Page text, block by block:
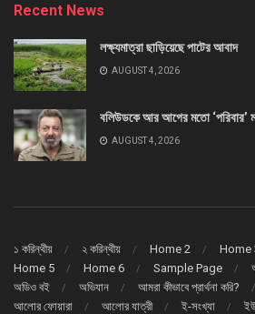
Recent News
লক্ষ্যমাত্রা ছাড়িয়েছে পাটের আবাদ
AUGUST 4, 2026
বলিউডকে আর আগের মতো ‘পরিবার’
AUGUST 4, 2026
১ করিন্থীয় ২ করিন্থীয় Home 2 Home
Home 5
Home 6 Sample Page
অডিও বই
অভিযান আমরা কীভাবে প্রার্থনা করি?
আলোর ফোয়ারা
আলোর যাত্রী ই-সংখ্যা